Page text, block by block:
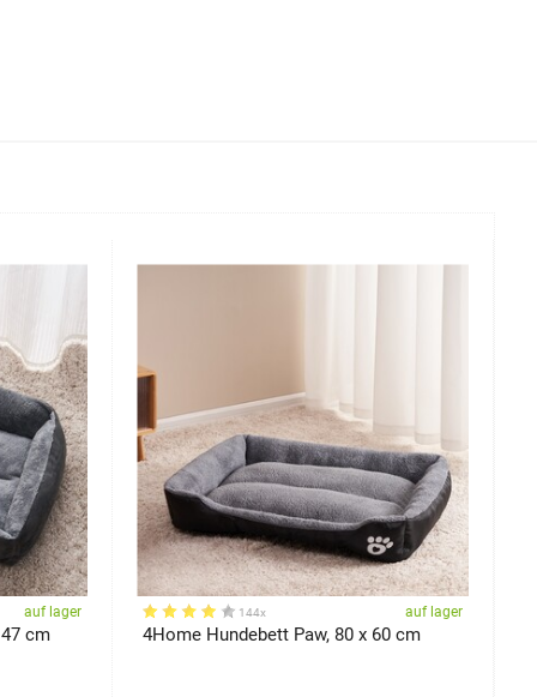
auf lager
cm
144x auf lager
4Home Hundebett Paw, 80 x 60 cm